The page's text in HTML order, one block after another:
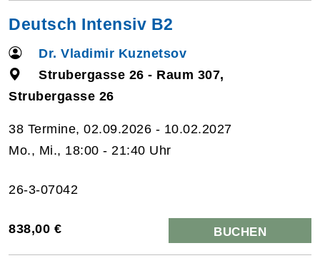
Deutsch Intensiv B2
Dr. Vladimir Kuznetsov
Strubergasse 26 - Raum 307,
Strubergasse 26
38 Termine, 02.09.2026 - 10.02.2027
Mo., Mi., 18:00 - 21:40 Uhr
26-3-07042
838,00 € BUCHEN